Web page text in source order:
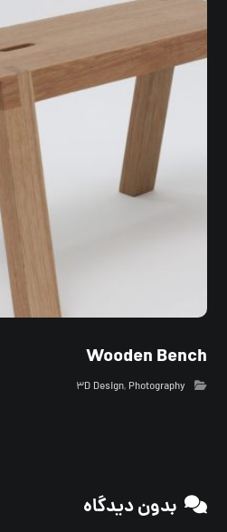
Wooden Bench
۳D Design, Photography
بدون دیدگاه